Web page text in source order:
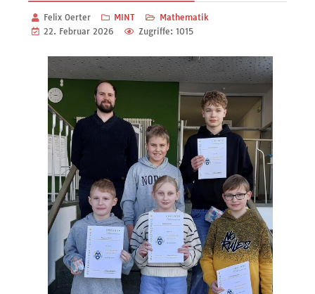
Felix Oerter MINT
Mathematik
22. Februar 2026
Zugriffe: 1015